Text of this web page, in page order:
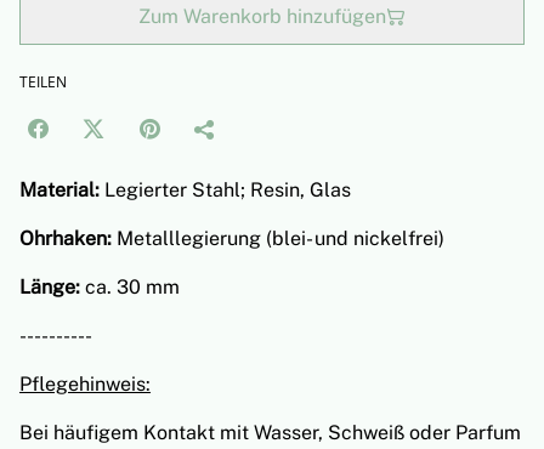
Zum Warenkorb hinzufügen
TEILEN
Material: Legierter Stahl; Resin, Glas
Ohrhaken: Metalllegierung (blei- und nickelfrei)
Länge: ca. 30 mm
----------
Pflegehinweis:
Bei häufigem Kontakt mit Wasser, Schweiß oder Parfum